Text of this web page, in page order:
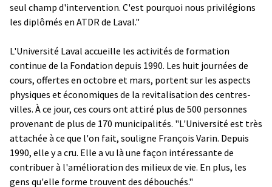
seul champ d'intervention. C'est pourquoi nous privilégions
les diplômés en ATDR de Laval."
L'Université Laval accueille les activités de formation
continue de la Fondation depuis 1990. Les huit journées de
cours, offertes en octobre et mars, portent sur les aspects
physiques et économiques de la revitalisation des centres-
villes. À ce jour, ces cours ont attiré plus de 500 personnes
provenant de plus de 170 municipalités. "L'Université est très
attachée à ce que l'on fait, souligne François Varin. Depuis
1990, elle y a cru. Elle a vu là une façon intéressante de
contribuer à l'amélioration des milieux de vie. En plus, les
gens qu'elle forme trouvent des débouchés."